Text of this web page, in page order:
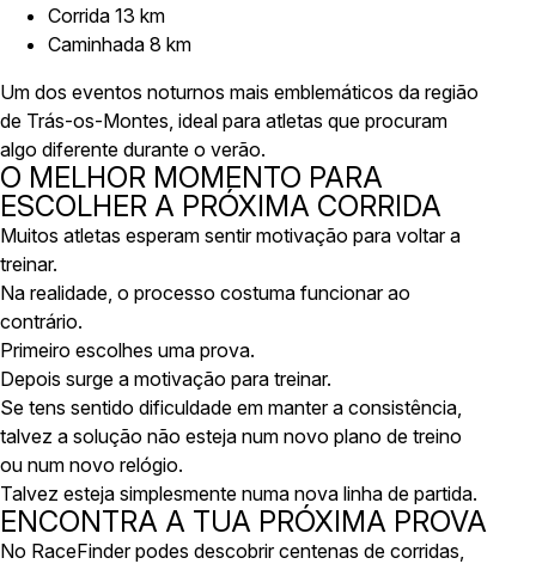
Corrida 13 km
Caminhada 8 km
Um dos eventos noturnos mais emblemáticos da região
de Trás-os-Montes, ideal para atletas que procuram
algo diferente durante o verão.
O MELHOR MOMENTO PARA
ESCOLHER A PRÓXIMA CORRIDA
Muitos atletas esperam sentir motivação para voltar a
treinar.
Na realidade, o processo costuma funcionar ao
contrário.
Primeiro escolhes uma prova.
Depois surge a motivação para treinar.
Se tens sentido dificuldade em manter a consistência,
talvez a solução não esteja num novo plano de treino
ou num novo relógio.
Talvez esteja simplesmente numa nova linha de partida.
ENCONTRA A TUA PRÓXIMA PROVA
No RaceFinder podes descobrir centenas de corridas,